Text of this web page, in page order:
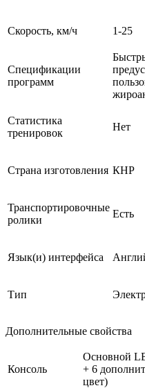
Скорость, км/ч 1-25
Спецификации
программ
Статистика
тренировок
Нет
Страна изготовления КНР
Транспортировочные
ролики
Есть
Язык(и) интерфейса
Тип
Дополнительные свойства
Консоль
Основной
+ 6
цвет)